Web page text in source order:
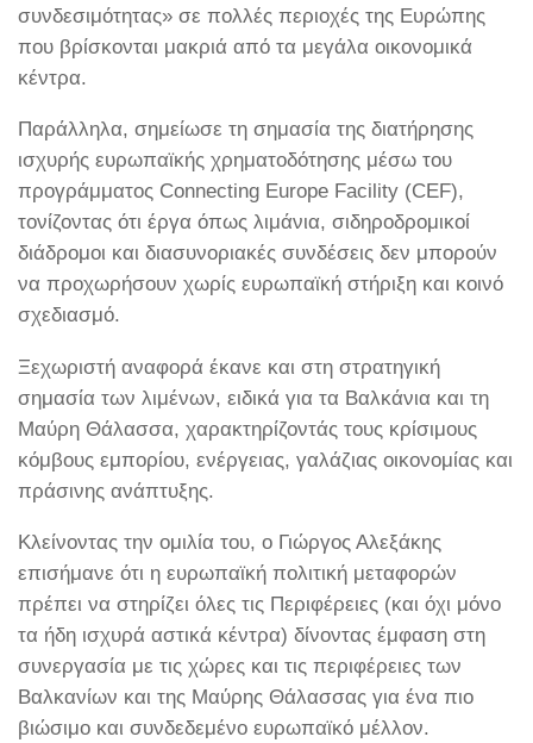
συνδεσιμότητας» σε πολλές περιοχές της Ευρώπης
που βρίσκονται μακριά από τα μεγάλα οικονομικά
κέντρα.
Παράλληλα, σημείωσε τη σημασία της διατήρησης
ισχυρής ευρωπαϊκής χρηματοδότησης μέσω του
προγράμματος Connecting Europe Facility (CEF),
τονίζοντας ότι έργα όπως λιμάνια, σιδηροδρομικοί
διάδρομοι και διασυνοριακές συνδέσεις δεν μπορούν
να προχωρήσουν χωρίς ευρωπαϊκή στήριξη και κοινό
σχεδιασμό.
Ξεχωριστή αναφορά έκανε και στη στρατηγική
σημασία των λιμένων, ειδικά για τα Βαλκάνια και τη
Μαύρη Θάλασσα, χαρακτηρίζοντάς τους κρίσιμους
κόμβους εμπορίου, ενέργειας, γαλάζιας οικονομίας και
πράσινης ανάπτυξης.
Κλείνοντας την ομιλία του, ο Γιώργος Αλεξάκης
επισήμανε ότι η ευρωπαϊκή πολιτική μεταφορών
πρέπει να στηρίζει όλες τις Περιφέρειες (και όχι μόνο
τα ήδη ισχυρά αστικά κέντρα) δίνοντας έμφαση στη
συνεργασία με τις χώρες και τις περιφέρειες των
Βαλκανίων και της Μαύρης Θάλασσας για ένα πιο
βιώσιμο και συνδεδεμένο ευρωπαϊκό μέλλον.